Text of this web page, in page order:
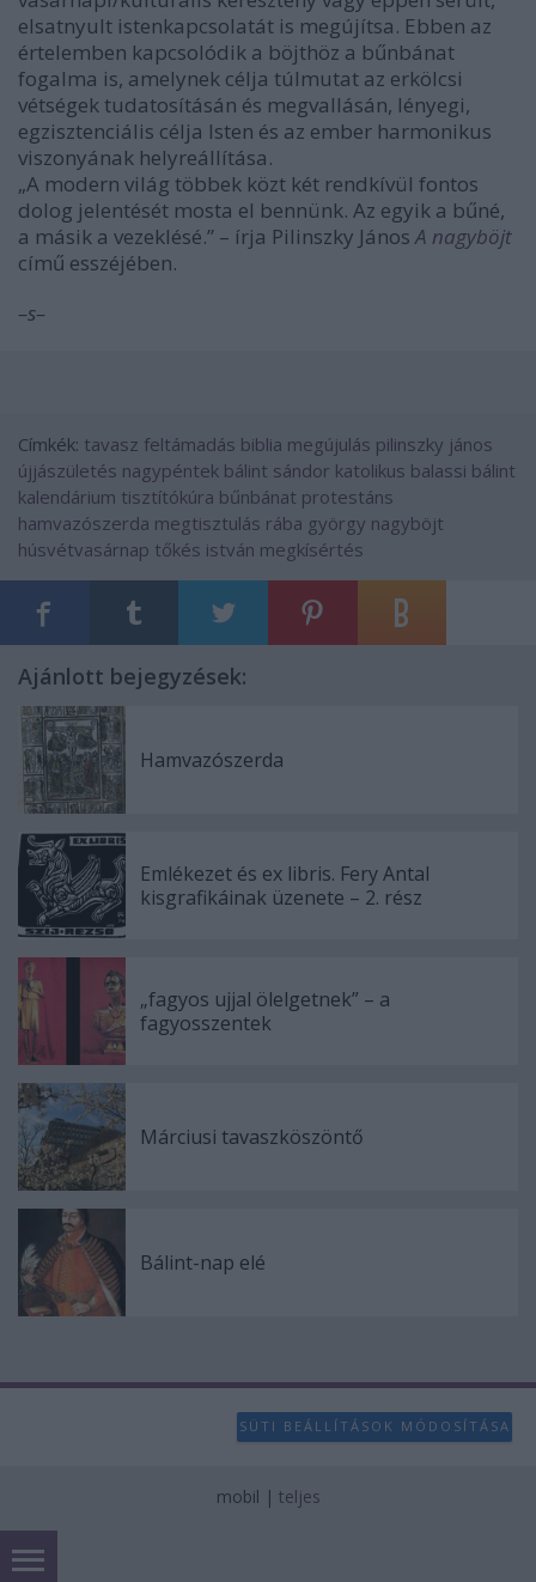
elsatnyult istenkapcsolatát is megújítsa. Ebben az
értelemben kapcsolódik a böjthöz a bűnbánat
fogalma is, amelynek célja túlmutat az erkölcsi
vétségek tudatosításán és megvallásán, lényegi,
egzisztenciális célja Isten és az ember harmonikus
viszonyának helyreállítása.
„A modern világ többek közt két rendkívül fontos
dolog jelentését mosta el bennünk. Az egyik a bűné,
a másik a vezeklésé.” – írja Pilinszky János A nagyböjt
című esszéjében.
–s–
Címkék: tavasz feltámadás biblia megújulás pilinszky jános
újjászületés nagypéntek bálint sándor katolikus balassi bálint
kalendárium tisztítókúra bűnbánat protestáns
hamvazószerda megtisztulás rába györgy nagyböjt
húsvétvasárnap tőkés istván megkísértés
Ajánlott bejegyzések:
Hamvazószerda
Emlékezet és ex libris. Fery Antal
kisgrafikáinak üzenete – 2. rész
„fagyos ujjal ölelgetnek” – a
fagyosszentek
Márciusi tavaszköszöntő
Bálint-nap elé
SÜTI BEÁLLÍTÁSOK MÓDOSÍTÁSA
mobil | teljes